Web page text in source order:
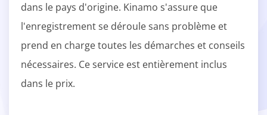
dans le pays d'origine. Kinamo s'assure que
l'enregistrement se déroule sans problème et
prend en charge toutes les démarches et conseils
nécessaires. Ce service est entièrement inclus
dans le prix.